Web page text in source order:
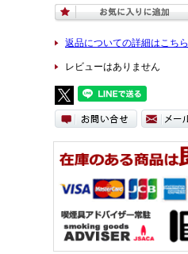
返品についての詳細はこちら
レビューはありません